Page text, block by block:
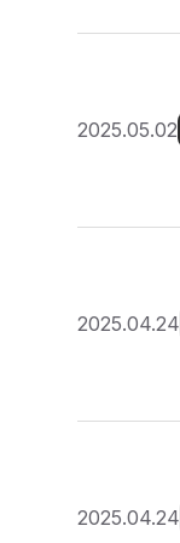
2025.05.02
2025.04.24
2025.04.24